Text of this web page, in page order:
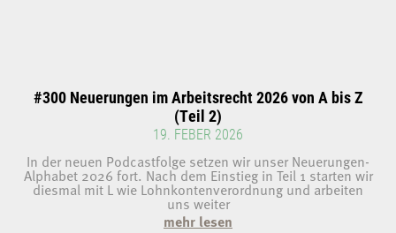
#300 Neuerungen im Arbeitsrecht 2026 von A bis Z
(Teil 2)
19. FEBER 2026
In der neuen Podcastfolge setzen wir unser Neuerungen-
Alphabet 2026 fort. Nach dem Einstieg in Teil 1 starten wir
diesmal mit L wie Lohnkontenverordnung und arbeiten
uns weiter
mehr lesen